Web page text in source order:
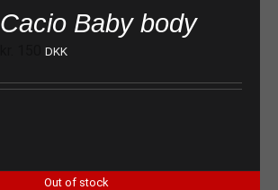
Cacio Baby body
DKK
Out of stock